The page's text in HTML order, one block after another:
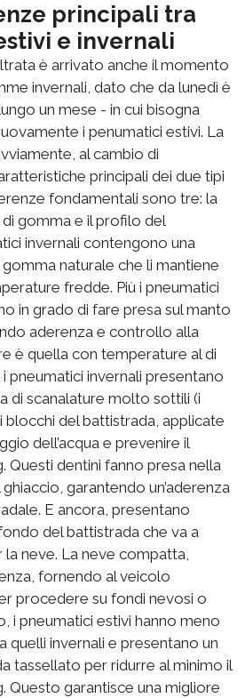
principali tra
e invernali
è arrivato anche il momento
invernali, dato che da lunedì è
un mese - in cui bisogna
i penumatici estivi. La
al cambio di
principali dei due tipi
fondamentali sono tre: la
gomma e il profilo del
invernali contengono una
naturale che li mantiene
fredde. Più i pneumatici
in grado di fare presa sul manto
aderenza e controllo alla
è quella con temperature al di
pneumatici invernali presentano
di scanalature molto sottili (i
blocchi del battistrada, applicate
dell’acqua e prevenire il
Questi dentini fanno presa nella
garantendo un’aderenza
E ancora, presentano
del battistrada che va a
la neve. La neve compatta,
fornendo al veicolo
procedere su fondi nevosi o
i pneumatici estivi hanno meno
quelli invernali e presentano un
tassellato per ridurre al minimo il
Questo garantisce una migliore